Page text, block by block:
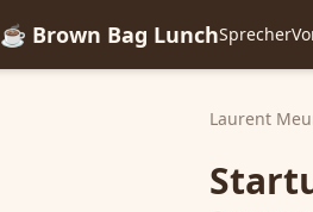
☕ Brown Bag LunchSprecher
Laurent